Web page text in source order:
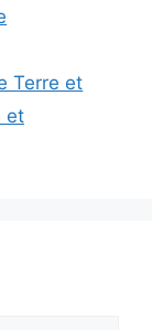
Terre et
et